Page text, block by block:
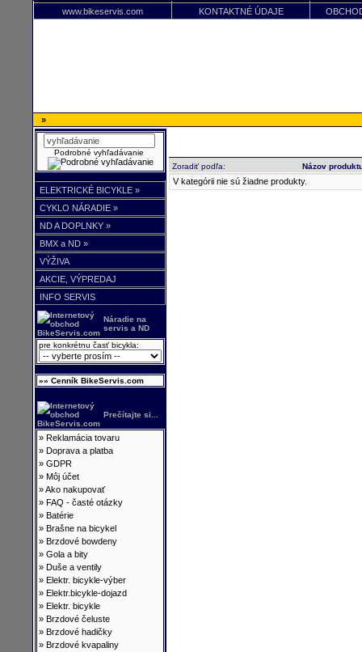
www.bikeservis.com KONTAKTNÉ ÚDAJE
»
Podrobné vyhľadávanie
ELEKTRICKÉ BICYKLE »
CYKLO NÁRADIE »
ND A DOPLNKY »
BMX a ND »
VÝŽIVA
AKCIE, VÝPREDAJ
INFO SERVIS
Náradie na
servis a ND
pre konkrétnu časť bicykla:
»» Cenník BikeServis.com
Prečítajte si...
» Reklamácia tovaru
» Doprava a platba
» GDPR
» Môj účet
»Ako nakupovať
» FAQ - časté otázky
» Batérie
» Brašne na bicykel
» Brzdové bowdeny
» Gola a bity
» Duše a ventily
» Elektr. bicykle-výber
» Elektr.bicykle-dojazd
» Elektr. bicykle
» Brzdové čeluste
» Brzdové hadičky
» Brzdové kvapaliny
Zoradiť podľa: Názov
V kategórii nie sú žiadne produkty.